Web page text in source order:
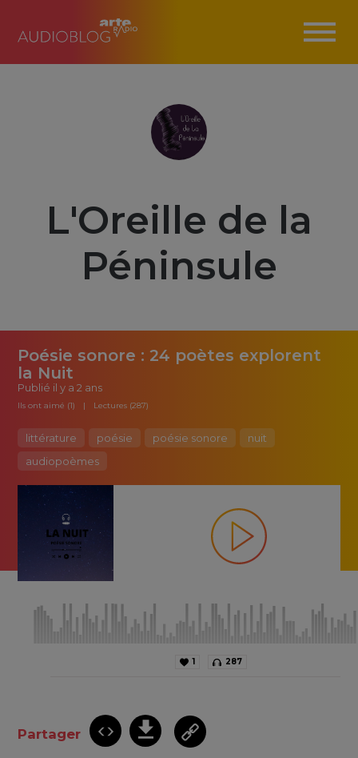
L'Oreille de la
Péninsule
Poésie sonore : 24 poètes explorent
la Nuit
Publié il y a 2 ans
Ils ont aimé (1) Lectures (287)
littérature poésie poésie sonore
nuit
audiopoèmes
1 287
Partager